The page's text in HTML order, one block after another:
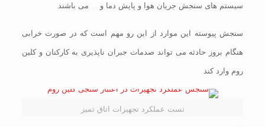
سیستم های سنجش جریان هوا و پایش دما و … می باشند.
سنجش پیوسته این موارد از این رو مهم است که در صورت خرابی
هنگام بروز حادثه می تواند صدمات جبران ناپذیری به کارکنان و کلین
روم وارد کند.
تست عملکرد تجهیزات اتاق تمیز